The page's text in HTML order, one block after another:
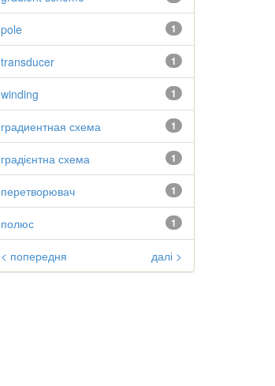
1
pole
1
transducer
1
winding
1
градиентная схема
1
градієнтна схема
1
перетворювач
1
полюс
< попередня далі >